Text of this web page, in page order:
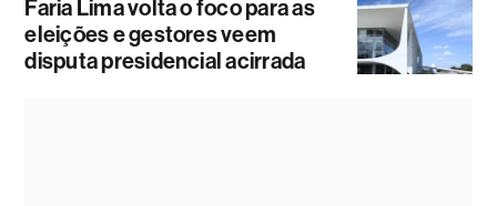
Faria Lima volta o foco para as
eleições e gestores veem
disputa presidencial acirrada